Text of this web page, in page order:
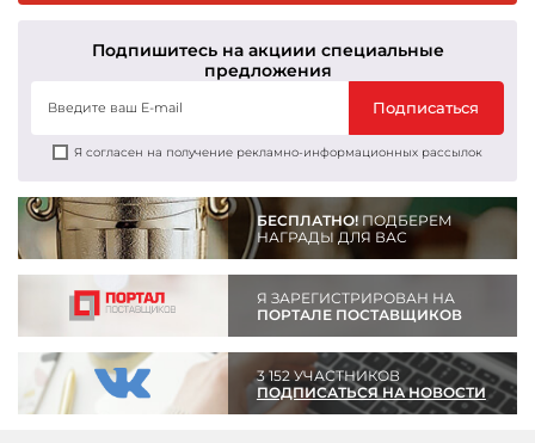
Подпишитесь на акциии специальные
предложения
Подписаться
Я согласен на получение рекламно-информационных рассылок
БЕСПЛАТНО!ПОДБЕРЕМ
НАГРАДЫ ДЛЯ ВАС
Я ЗАРЕГИСТРИРОВАН НА
ПОРТАЛЕ ПОСТАВЩИКОВ
3 152 УЧАСТНИКОВ
ПОДПИСАТЬСЯ НА НОВОСТИ